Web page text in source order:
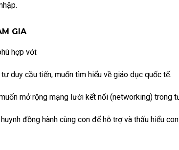
GIA
hợp với:
duy cầu tiến, muốn tìm hiểu về giáo dục quốc tế.
mở rộng mạng lưới kết nối (networking) trong
huynh đồng hành cùng con để hỗ trợ và thấu hiểu